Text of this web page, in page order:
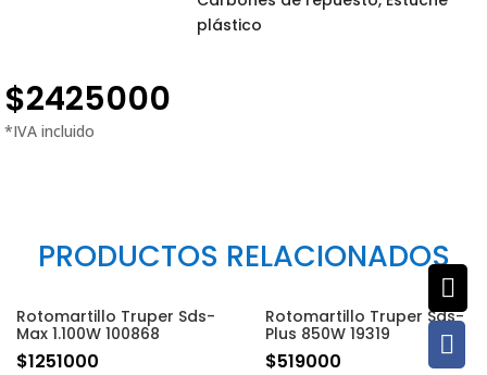


plástico
$2425000
PRODUCTOS RELACIONADOS
Rotomartillo Truper Sds-
Max 1.100W 100868
$1251000
Rotomartillo Truper Sds-
Plus 850W 19319
$519000